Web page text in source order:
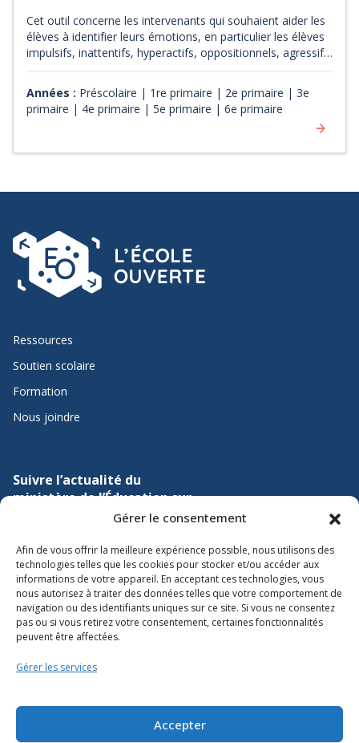
Gérer le consentement
Afin de vous offrir la meilleure expérience possible, nous utilisons des
technologies telles que les cookies pour stocker et/ou accéder aux
informations de votre appareil. En acceptant ces technologies, vous
nous autorisez à traiter des données telles que votre comportement de
navigation ou des identifiants uniques sur ce site. Si vous ne consentez
pas ou si vous retirez votre consentement, certaines fonctionnalités
peuvent être affectées.
Gérer les services
Accepter
Cet outil concerne les intervenants qui souhaient aider les
élèves à identifier leurs émotions, en particulier les élèves
impulsifs, inattentifs, hyperactifs, oppositionnels, agressifs
l'élève afin de gérer ses émotions négatives et d'éviter une
escalade émotionnelle.
Années : Préscolaire | 1re primaire | 2e primaire | 3e
primaire | 4e primaire | 5e primaire | 6e primaire
Ressources
Soutien scolaire
Formation
Nous joindre
Suivre l’actualité du
ministère de l’Éducation sur